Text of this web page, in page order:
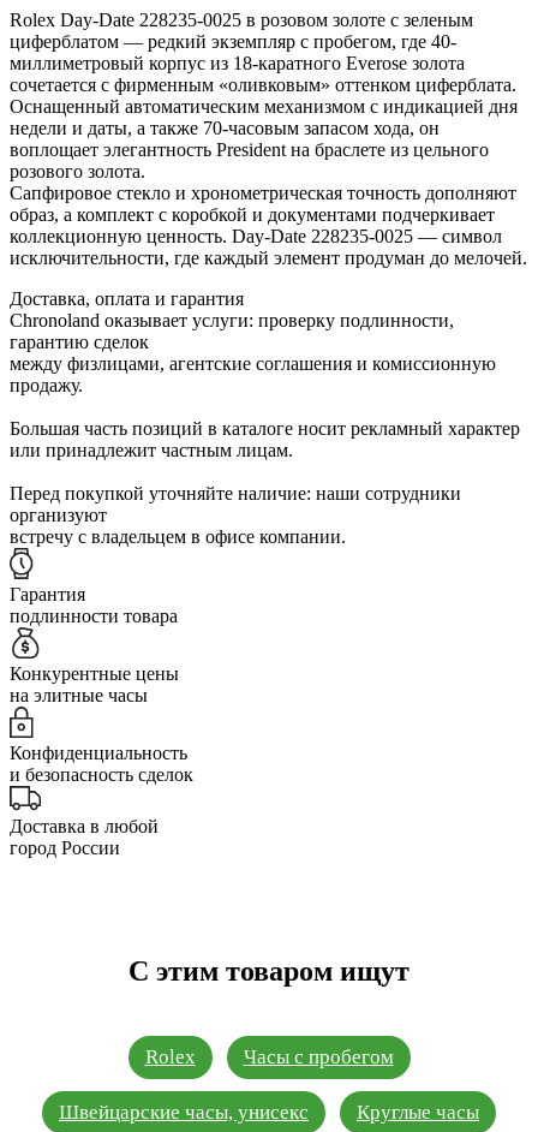
Rolex Day-Date 228235-0025 в розовом золоте с зеленым
циферблатом — редкий экземпляр с пробегом, где 40-
миллиметровый корпус из 18-каратного Everose золота
сочетается с фирменным «оливковым» оттенком циферблата.
Оснащенный автоматическим механизмом с индикацией дня
недели и даты, а также 70-часовым запасом хода, он
воплощает элегантность President на браслете из цельного
розового золота.
Сапфировое стекло и хронометрическая точность дополняют
образ, а комплект с коробкой и документами подчеркивает
коллекционную ценность. Day-Date 228235-0025 — символ
исключительности, где каждый элемент продуман до мелочей.
Доставка, оплата и гарантия
Chronoland оказывает услуги: проверку подлинности,
гарантию сделок
между физлицами, агентские соглашения и комиссионную
продажу.
Большая часть позиций в каталоге носит рекламный характер
или принадлежит частным лицам.
Перед покупкой уточняйте наличие: наши сотрудники
организуют
встречу с владельцем в офисе компании.
Гарантия
подлинности товара
Конкурентные цены
на элитные часы
Конфиденциальность
и безопасность сделок
Доставка в любой
город России
С этим товаром ищут
Rolex Часы с пробегом
Швейцарские часы, унисекс Круглые часы